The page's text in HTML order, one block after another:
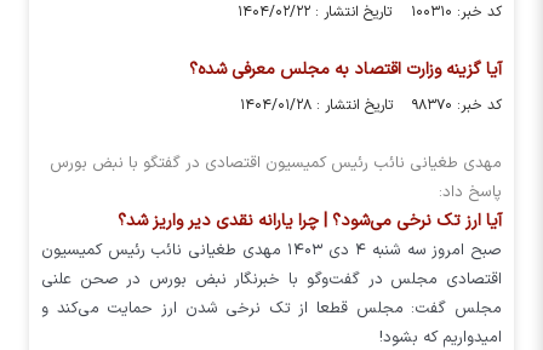
کد خبر: ۱۰۰۳۱۰ تاریخ انتشار : ۱۴۰۴/۰۲/۲۲
آیا گزینه وزارت اقتصاد به مجلس معرفی شده؟
کد خبر: ۹۸۳۷۰ تاریخ انتشار : ۱۴۰۴/۰۱/۲۸
مهدی طغیانی نائب رئیس کمیسیون اقتصادی در گفتگو با نبض بورس
پاسخ داد:
آیا ارز تک نرخی می‌شود؟ | چرا یارانه نقدی دیر واریز شد؟
صبح امروز سه شنبه ۴ دی ۱۴۰۳ مهدی طغیانی نائب رئیس کمیسیون
اقتصادی مجلس در گفت‌و‌گو با خبرنگار نبض بورس در صحن علنی
مجلس گفت: مجلس قطعا از تک نرخی شدن ارز حمایت می‌کند و
امیدواریم که بشود!